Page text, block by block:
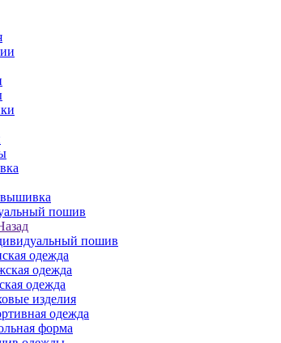
пошив
пошив
одежда
одежда
одежда
изделия
одежда
форма